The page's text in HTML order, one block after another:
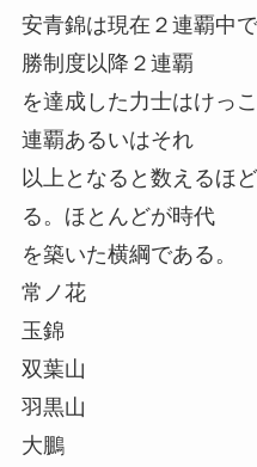
安青錦は現在２連覇中
勝制度以降２連覇
を達成した力士はけっ
連覇あるいはそれ
以上となると数えるほ
る。ほとんどが時代
を築いた横綱である。
常ノ花
玉錦
双葉山
羽黒山
大鵬